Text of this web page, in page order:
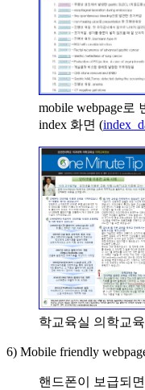
mobile webpage로
index 화면 (
학교육실 의학교
6) Mobile friendly
핸드폰이 보급되